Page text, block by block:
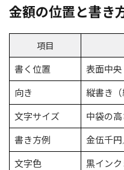
金額の位置と書き
項目
書く位置
表面中央
向き
縦書き（
文字サイズ
中袋の
書き方例
金伍千
文字色
黒インク